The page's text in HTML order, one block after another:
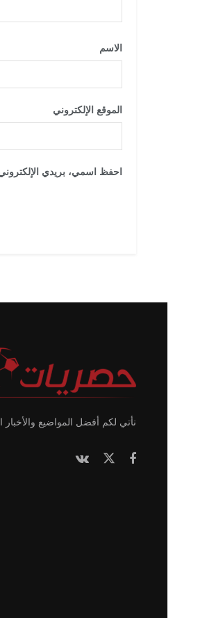
الاسم
الموقع الإلكتروني
احفظ اسمي، بريدي
نأتي لكم أفضل المواضيع والأخبار